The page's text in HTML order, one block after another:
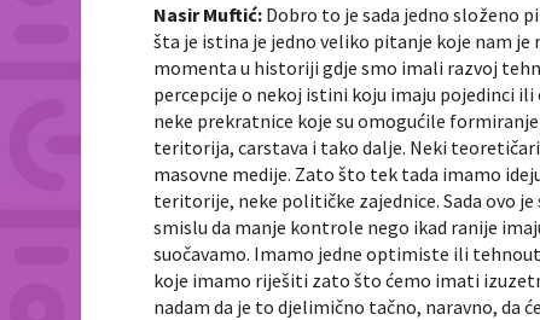
Nasir Muftić: Dobro to je sada jedno složeno
šta je istina je jedno veliko pitanje koje nam je
momenta u historiji gdje smo imali razvoj
percepcije o nekoj istini koju imaju pojedinci
neke prekratnice koje su omogućile
teritorija, carstava i tako dalje. Neki
masovne medije. Zato što tek tada imamo
teritorije, neke političke zajednice. Sada ovo
smislu da manje kontrole nego ikad ranije
suočavamo. Imamo jedne optimiste ili
koje imamo riješiti zato što ćemo imati
nadam da je to djelimično tačno, naravno,